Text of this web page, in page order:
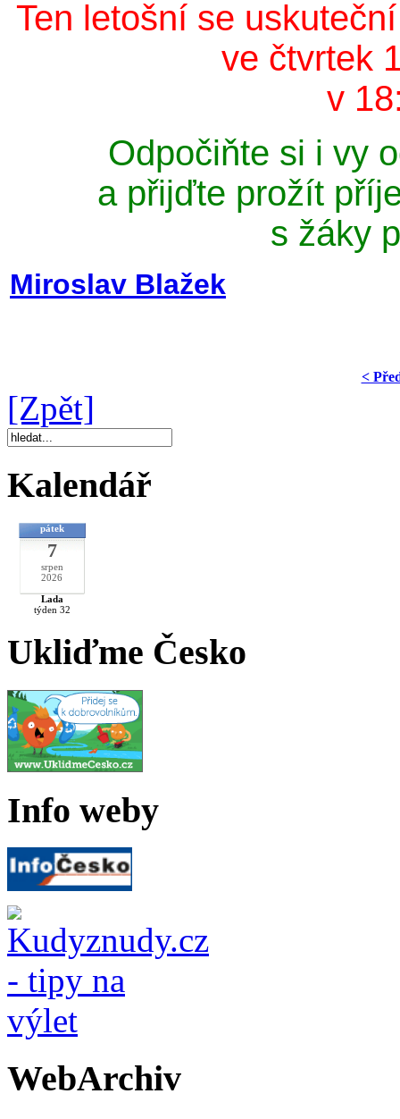
Ten letošní se
ve čtvrtek
v
Odpočiňte si i vy
a přijďte prožít
s žáky
Miroslav Blažek
<
[Zpět]
Kalendář
pátek
7
srpen
2026
Lada
týden 32
Ukliďme Česko
Info weby
WebArchiv